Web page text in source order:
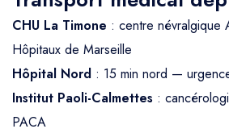
CHU La Timone : centre névralgique
Hôpitaux de Marseille
Hôpital Nord : 15 min nord —
Institut Paoli-Calmettes :
PACA